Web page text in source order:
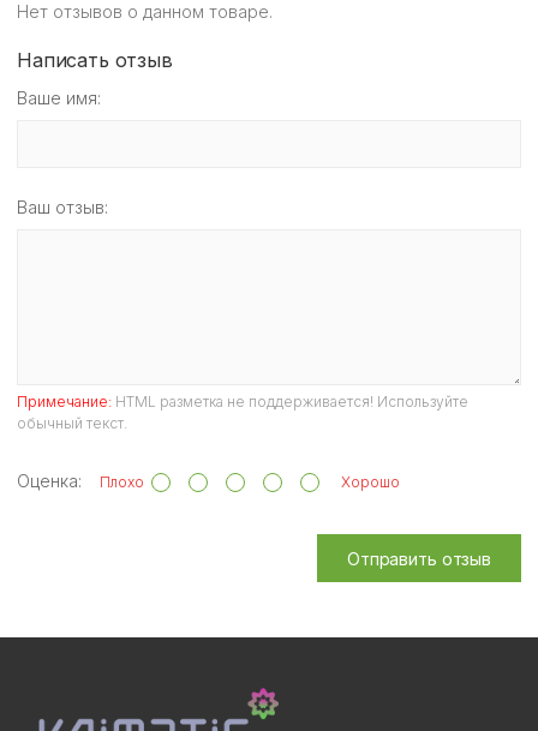
Нет отзывов о данном товаре.
Написать отзыв
Ваше имя:
Ваш отзыв:
Примечание: HTML разметка не поддерживается! Используйте
обычный текст.
Оценка: Плохо Хорошо
Отправить отзыв